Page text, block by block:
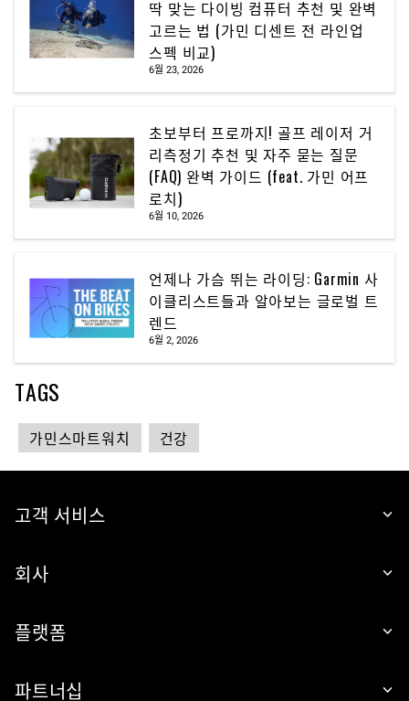
딱 맞는 다이빙 컴퓨터 추천 및 완벽
고르는 법 (가민 디센트 전 라인업
스펙 비교)
6월 23, 2026
초보부터 프로까지! 골프 레이저 거
리측정기 추천 및 자주 묻는 질문
(FAQ) 완벽 가이드 (feat. 가민 어프
로치)
6월 10, 2026
언제나 가슴 뛰는 라이딩: Garmin 사
이클리스트들과 알아보는 글로벌 트
렌드
6월 2, 2026
TAGS
가민스마트워치 건강
고객 서비스
회사
플랫폼
파트너십